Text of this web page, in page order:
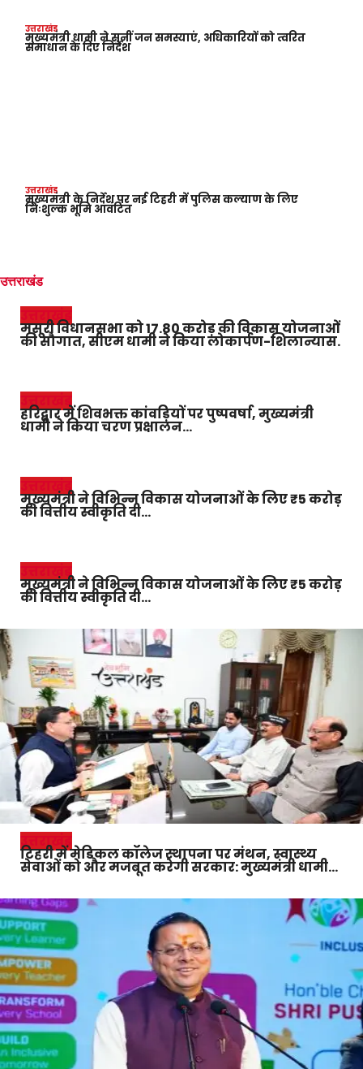
उत्तराखंड
मुख्यमंत्री धामी ने सुनीं जन समस्याएं, अधिकारियों को त्वरित
समाधान के दिए निर्देश
उत्तराखंड
मुख्यमंत्री के निर्देश पर नई टिहरी में पुलिस कल्याण के लिए
निःशुल्क भूमि आवंटित
उत्तराखंड
उत्तराखंड
मसूरी विधानसभा को 17.80 करोड़ की विकास योजनाओं
की सौगात, सीएम धामी ने किया लोकार्पण-शिलान्यास.
उत्तराखंड
हरिद्वार में शिवभक्त कांवड़ियों पर पुष्पवर्षा, मुख्यमंत्री
धामी ने किया चरण प्रक्षालन…
उत्तराखंड
मुख्यमंत्री ने विभिन्न विकास योजनाओं के लिए ₹5 करोड़
की वित्तीय स्वीकृति दी…
उत्तराखंड
मुख्यमंत्री ने विभिन्न विकास योजनाओं के लिए ₹5 करोड़
की वित्तीय स्वीकृति दी…
उत्तराखंड
टिहरी में मेडिकल कॉलेज स्थापना पर मंथन, स्वास्थ्य
सेवाओं को और मजबूत करेगी सरकार: मुख्यमंत्री धामी…